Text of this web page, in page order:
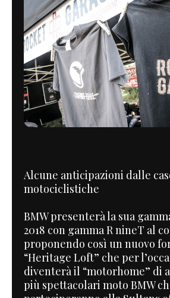
Alcune anticipazioni dalle
motociclistiche
BMW presenterà la sua
2018 con gamma R nineT al
proponendo così un nuovo
“Heritage Loft” che per
diventerà il “motorhome” di
più spettacolari moto BMW